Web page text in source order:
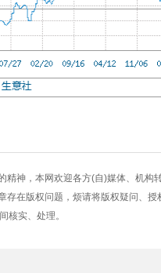
精神，本网欢迎各方(自)媒体、机
存在版权问题，烦请将版权疑问、
核实、处理。